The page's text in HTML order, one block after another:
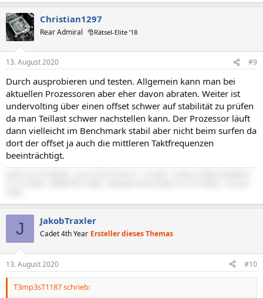
Christian1297
Rear Admiral 🎅Rätsel-Elite ’18
13. August 2020 #9
Durch ausprobieren und testen. Allgemein kann man bei
aktuellen Prozessoren aber eher davon abraten. Weiter ist
undervolting über einen offset schwer auf stabilität zu prüfen
da man Teillast schwer nachstellen kann. Der Prozessor läuft
dann vielleicht im Benchmark stabil aber nicht beim surfen da
dort der offset ja auch die mittleren Taktfrequenzen
beeinträchtigt.
J JakobTraxler
Cadet 4th Year Ersteller dieses Themas
13. August 2020 #10
T3mp3sT1187 schrieb: